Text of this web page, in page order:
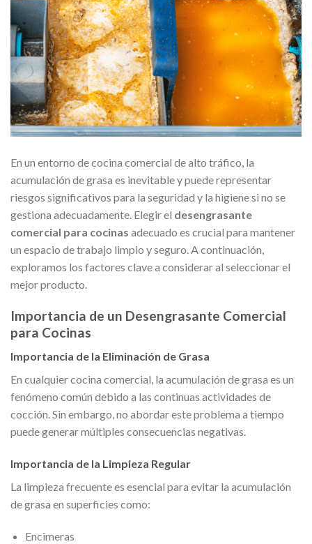
En un entorno de cocina comercial de alto tráfico, la
acumulación de grasa es inevitable y puede representar
riesgos significativos para la seguridad y la higiene si no se
gestiona adecuadamente. Elegir el desengrasante
comercial para cocinas adecuado es crucial para mantener
un espacio de trabajo limpio y seguro. A continuación,
exploramos los factores clave a considerar al seleccionar el
mejor producto.
Importancia de un Desengrasante Comercial
para Cocinas
Importancia de la Eliminación de Grasa
En cualquier cocina comercial, la acumulación de grasa es un
fenómeno común debido a las continuas actividades de
cocción. Sin embargo, no abordar este problema a tiempo
puede generar múltiples consecuencias negativas.
Importancia de la Limpieza Regular
La limpieza frecuente es esencial para evitar la acumulación
de grasa en superficies como:
Encimeras